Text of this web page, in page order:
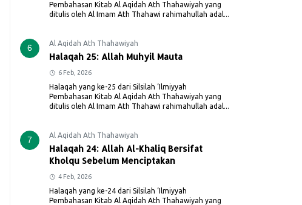
Pembahasan Kitab Al Aqidah Ath Thahawiyah yang
ditulis oleh Al Imam Ath Thahawi rahimahullah adal...
6 Al Aqidah Ath Thahawiyah
Halaqah 25: Allah Muhyil Mauta
6 Feb, 2026
Halaqah yang ke-25 dari Silsilah ‘Ilmiyyah
Pembahasan Kitab Al Aqidah Ath Thahawiyah yang
ditulis oleh Al Imam Ath Thahawi rahimahullah adal...
7 Al Aqidah Ath Thahawiyah
Halaqah 24: Allah Al-Khaliq Bersifat
Kholqu Sebelum Menciptakan
4 Feb, 2026
Halaqah yang ke-24 dari Silsilah ‘Ilmiyyah
Pembahasan Kitab Al Aqidah Ath Thahawiyah yang